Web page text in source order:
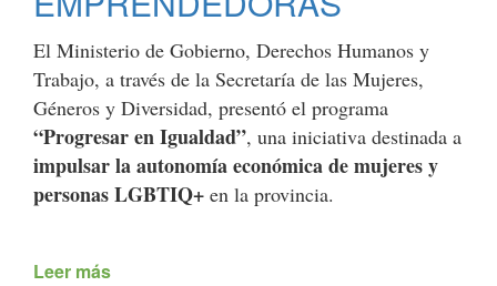
EN
TURISMO
El Ministerio de Gobierno, Derechos Humanos y
Trabajo, a través de la Secretaría de las Mujeres,
Géneros y Diversidad, presentó el programa
“Progresar en Igualdad”, una iniciativa destinada a
impulsar la autonomía económica de mujeres y
personas LGBTIQ+ en la provincia.
Leer más